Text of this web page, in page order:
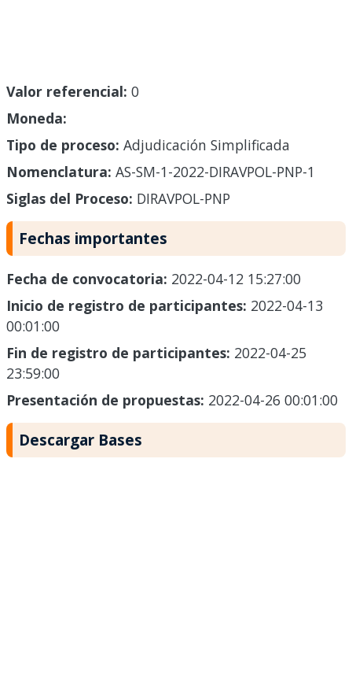
Valor referencial: 0
Moneda:
Tipo de proceso: Adjudicación Simplificada
Nomenclatura: AS-SM-1-2022-DIRAVPOL-PNP-1
Siglas del Proceso: DIRAVPOL-PNP
Fechas importantes
Fecha de convocatoria: 2022-04-12 15:27:00
Inicio de registro de participantes: 2022-04-13
00:01:00
Fin de registro de participantes: 2022-04-25
23:59:00
Presentación de propuestas: 2022-04-26 00:01:00
Descargar Bases